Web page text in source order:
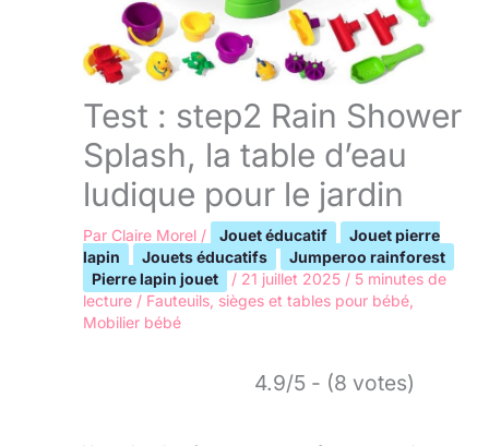
Test : step2 Rain Shower
Splash, la table d’eau
ludique pour le jardin
Par Claire Morel / Jouet éducatif
Jouet pierre
lapin
Jouets éducatifs
Jumperoo rainforest
Pierre lapin jouet
/ 21 juillet 2025 / 5 minutes de
lecture / Fauteuils, sièges et tables pour bébé
Mobilier bébé
4.9/5 - (8 votes)